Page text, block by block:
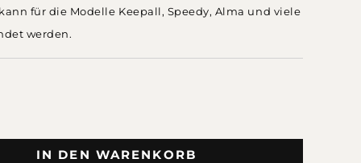
für die Modelle Keepall, Speedy, Alma und viele
werden.
IN DEN WARENKORB